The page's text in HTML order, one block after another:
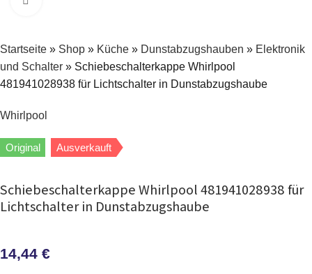
Startseite » Shop » Küche » Dunstabzugshauben » Elektronik
und Schalter » Schiebeschalterkappe Whirlpool
481941028938 für Lichtschalter in Dunstabzugshaube
Whirlpool
Original Ausverkauft
Schiebeschalterkappe Whirlpool 481941028938 für
Lichtschalter in Dunstabzugshaube
14,44 €